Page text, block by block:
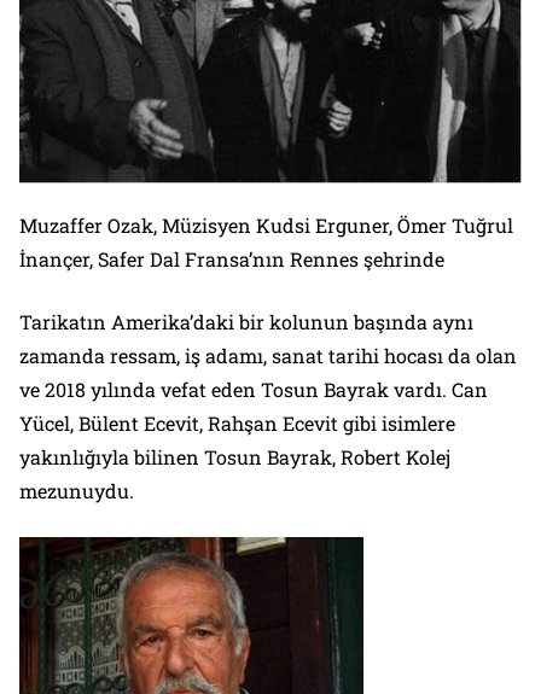
Muzaffer Ozak, Müzisyen Kudsi Erguner, Ömer Tuğrul
İnançer, Safer Dal Fransa’nın Rennes şehrinde
Tarikatın Amerika’daki bir kolunun başında aynı
zamanda ressam, iş adamı, sanat tarihi hocası da olan
ve 2018 yılında vefat eden Tosun Bayrak vardı. Can
Yücel, Bülent Ecevit, Rahşan Ecevit gibi isimlere
yakınlığıyla bilinen Tosun Bayrak, Robert Kolej
mezunuydu.